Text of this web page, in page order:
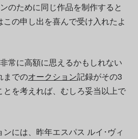
のために同じ作品を制作すると
の申し出を喜んで受け入れたよ
常に高額に思えるかもしれない
までのオークション記録がその3
を考えれば、むしろ妥当以上で
には、昨年エスパス ルイ･ヴィ